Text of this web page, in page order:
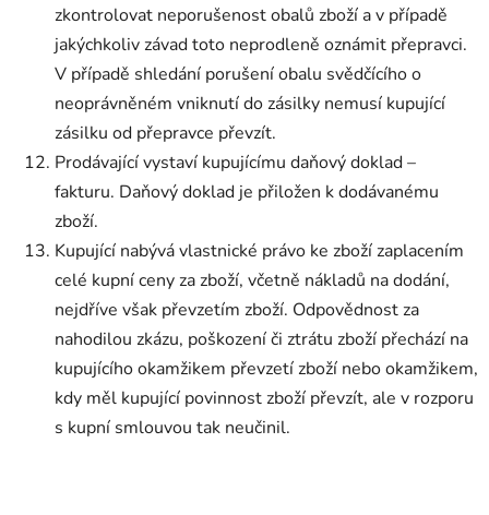
zkontrolovat neporušenost obalů zboží a v případě
jakýchkoliv závad toto neprodleně oznámit přepravci.
V případě shledání porušení obalu svědčícího o
neoprávněném vniknutí do zásilky nemusí kupující
zásilku od přepravce převzít.
Prodávající vystaví kupujícímu daňový doklad –
fakturu. Daňový doklad je přiložen k dodávanému
zboží.
Kupující nabývá vlastnické právo ke zboží zaplacením
celé kupní ceny za zboží, včetně nákladů na dodání,
nejdříve však převzetím zboží. Odpovědnost za
nahodilou zkázu, poškození či ztrátu zboží přechází na
kupujícího okamžikem převzetí zboží nebo okamžikem,
kdy měl kupující povinnost zboží převzít, ale v rozporu
s kupní smlouvou tak neučinil.